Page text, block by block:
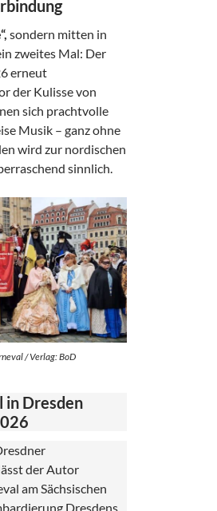
sondern mitten in
zweites Mal: Der
erneut
der Kulisse von
sich prachtvolle
Musik – ganz ohne
wird zur nordischen
sinnlich.
/ Verlag: BoD
in Dresden
der Autor
am Sächsischen
Dresdens